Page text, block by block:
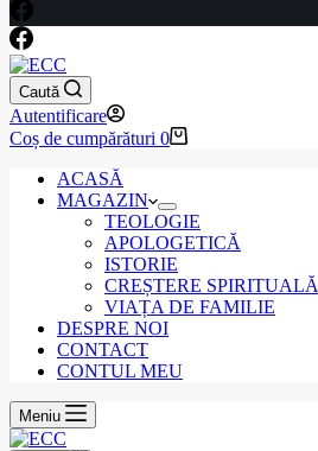
Caută
Autentificare
Coș de cumpărături 0
ACASĂ
MAGAZIN
TEOLOGIE
APOLOGETICĂ
ISTORIE
CREȘTERE SPIRITUALĂ
VIAȚA DE FAMILIE
DESPRE NOI
CONTACT
CONTUL MEU
Meniu